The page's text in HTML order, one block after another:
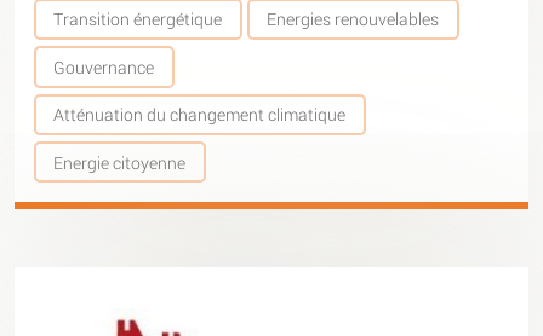
Transition énergétique Energies renouvelables
Gouvernance
Atténuation du changement climatique
Energie citoyenne